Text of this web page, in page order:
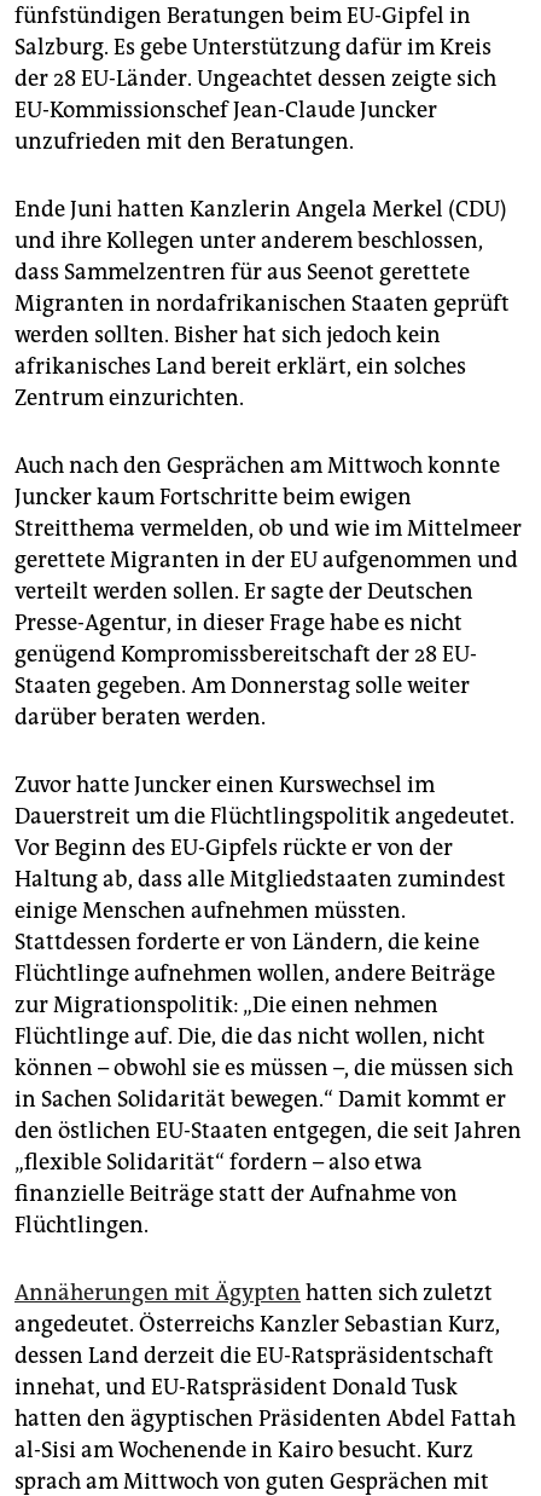
genossenschaft
epaper login
fünfstündigen Beratungen beim EU-Gipfel in
Salzburg. Es gebe Unterstützung dafür im Kreis
der 28 EU-Länder. Ungeachtet dessen zeigte sich
EU-Kommissionschef Jean-Claude Juncker
unzufrieden mit den Beratungen.
Ende Juni hatten Kanzlerin Angela Merkel (CDU)
und ihre Kollegen unter anderem beschlossen,
dass Sammelzentren für aus Seenot gerettete
Migranten in nordafrikanischen Staaten geprüft
werden sollten. Bisher hat sich jedoch kein
afrikanisches Land bereit erklärt, ein solches
Zentrum einzurichten.
Auch nach den Gesprächen am Mittwoch konnte
Juncker kaum Fortschritte beim ewigen
Streitthema vermelden, ob und wie im Mittelmeer
gerettete Migranten in der EU aufgenommen und
verteilt werden sollen. Er sagte der Deutschen
Presse-Agentur, in dieser Frage habe es nicht
genügend Kompromissbereitschaft der 28 EU-
Staaten gegeben. Am Donnerstag solle weiter
darüber beraten werden.
Zuvor hatte Juncker einen Kurswechsel im
Dauerstreit um die Flüchtlingspolitik angedeutet.
Vor Beginn des EU-Gipfels rückte er von der
Haltung ab, dass alle Mitgliedstaaten zumindest
einige Menschen aufnehmen müssten.
Stattdessen forderte er von Ländern, die keine
Flüchtlinge aufnehmen wollen, andere Beiträge
zur Migrationspolitik: „Die einen nehmen
Flüchtlinge auf. Die, die das nicht wollen, nicht
können – obwohl sie es müssen –, die müssen sich
in Sachen Solidarität bewegen.“ Damit kommt er
den östlichen EU-Staaten entgegen, die seit Jahren
„flexible Solidarität“ fordern – also etwa
finanzielle Beiträge statt der Aufnahme von
Flüchtlingen.
Annäherungen mit Ägypten hatten sich zuletzt
angedeutet. Österreichs Kanzler Sebastian Kurz,
dessen Land derzeit die EU-Ratspräsidentschaft
innehat, und EU-Ratspräsident Donald Tusk
hatten den ägyptischen Präsidenten Abdel Fattah
al-Sisi am Wochenende in Kairo besucht. Kurz
sprach am Mittwoch von guten Gesprächen mit